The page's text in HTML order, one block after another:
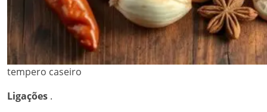
tempero caseiro
Ligações .